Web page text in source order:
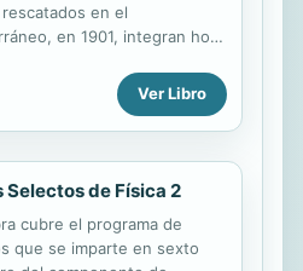
en el
en 1901, integran hoy
arqueológico que pone en
más de 36
acomodados en una caja
y retrata prácticas de la
griega antigua desde
compleja y desafiante, el
representa con precisión en
Ver Libro
Selectos de Física 2
cubre el programa de
que se imparte en sexto